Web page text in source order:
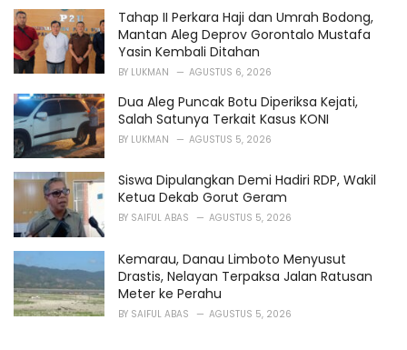
Tahap II Perkara Haji dan Umrah Bodong,
Mantan Aleg Deprov Gorontalo Mustafa
Yasin Kembali Ditahan
BY LUKMAN AGUSTUS 6, 2026
Dua Aleg Puncak Botu Diperiksa Kejati,
Salah Satunya Terkait Kasus KONI
BY LUKMAN AGUSTUS 5, 2026
Siswa Dipulangkan Demi Hadiri RDP, Wakil
Ketua Dekab Gorut Geram
BY SAIFUL ABAS AGUSTUS 5, 2026
Kemarau, Danau Limboto Menyusut
Drastis, Nelayan Terpaksa Jalan Ratusan
Meter ke Perahu
BY SAIFUL ABAS AGUSTUS 5, 2026